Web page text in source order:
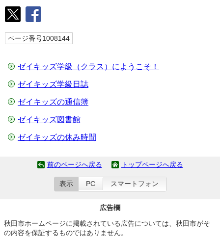
ページ番号1008144
ゼイキッズ学級（クラス）にようこそ！
ゼイキッズ学級日誌
ゼイキッズの通信簿
ゼイキッズ図書館
ゼイキッズの休み時間
前のページへ戻る トップページへ戻る
表示 PC スマートフォン
広告欄
秋田市ホームページに掲載されている広告については、秋田市がそ
の内容を保証するものではありません。